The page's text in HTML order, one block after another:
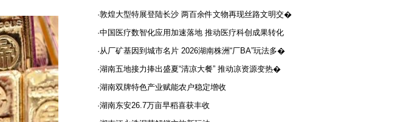
·敦煌大型特展登陆长沙 两百余件文物再现丝路文明交�
·中国医疗数智化应用加速落地 推动医疗科创成果转化
·从厂矿基因到城市名片 2026湖南株洲“厂BA”玩法多�
·湖南五地接力捧出盛夏“清凉大餐” 推动凉资源变热�
·湖南双牌特色产业赋能农户稳定增收
·湖南东安26.7万亩早稻喜获丰收